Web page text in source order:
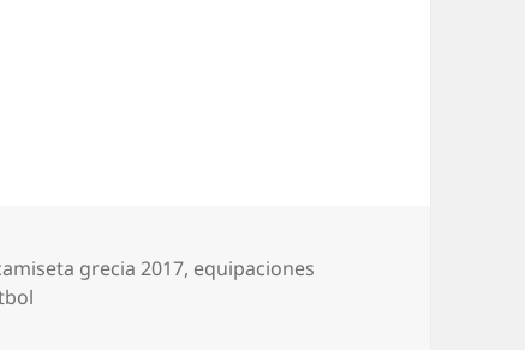
grecia 2017, equipaciones